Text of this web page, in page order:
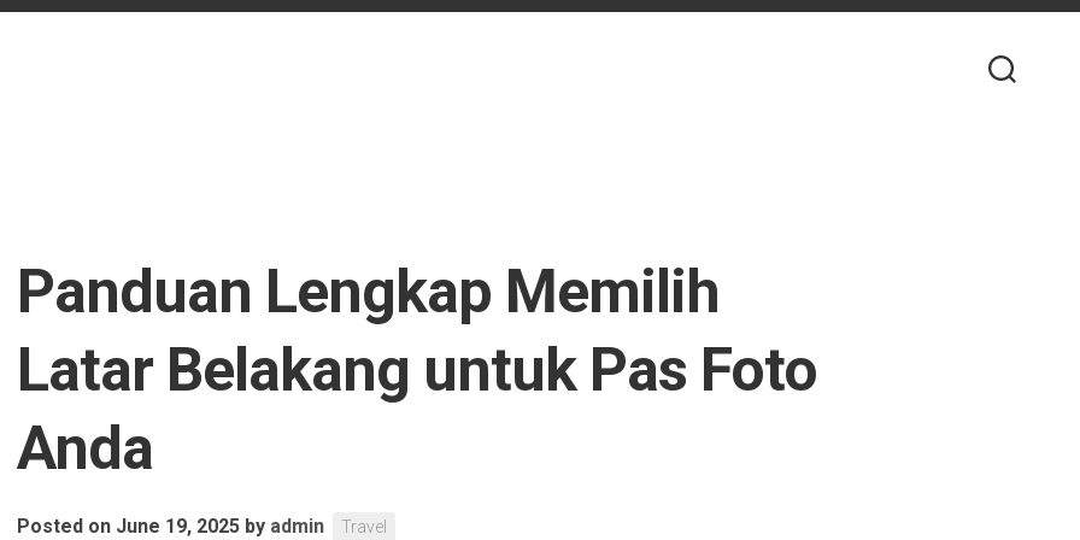
Panduan Lengkap Memilih
Latar Belakang untuk Pas Foto
Anda
Posted on June 19, 2025 by admin Travel